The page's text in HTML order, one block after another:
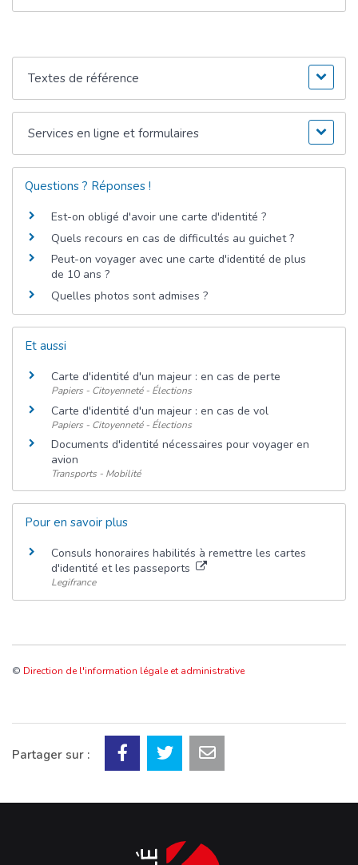
Textes de référence
Services en ligne et formulaires
Questions ? Réponses !
Est-on obligé d'avoir une carte d'identité ?
Quels recours en cas de difficultés au guichet ?
Peut-on voyager avec une carte d'identité de plus
de 10 ans ?
Quelles photos sont admises ?
Et aussi
Carte d'identité d'un majeur : en cas de perte
Papiers - Citoyenneté - Élections
Carte d'identité d'un majeur : en cas de vol
Papiers - Citoyenneté - Élections
Documents d'identité nécessaires pour voyager en
avion
Transports - Mobilité
Pour en savoir plus
Consuls honoraires habilités à remettre les cartes
d'identité et les passeports
Legifrance
© Direction de l'information légale et administrative
Partager sur :